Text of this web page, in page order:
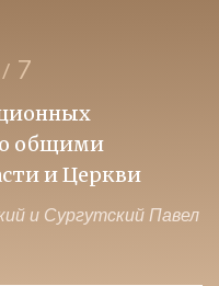
/ 7
общими
и Церкви
и Сургутский Павел